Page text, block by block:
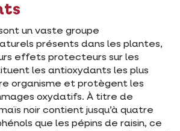
un vaste groupe
présents dans les plantes,
effets protecteurs sur les
les antioxydants les plus
organisme et protègent les
oxydatifs. À titre de
noir contient jusqu’à quatre
que les pépins de raisin, ce